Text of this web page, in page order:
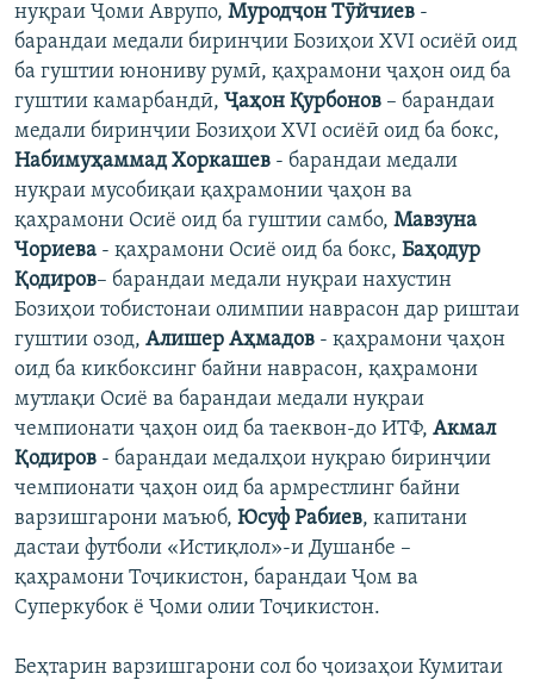
нуқраи Ҷоми Аврупо, Муродҷон Тӯйчиев -
барандаи медали биринҷии Бозиҳои XVI осиёӣ оид
ба гуштии юнониву румӣ, қаҳрамони ҷаҳон оид ба
гуштии камарбандӣ, Ҷаҳон Қурбонов – барандаи
медали биринҷии Бозиҳои XVI осиёӣ оид ба бокс,
Набимуҳаммад Хоркашев - барандаи медали
нуқраи мусобиқаи қаҳрамонии ҷаҳон ва
қаҳрамони Осиё оид ба гуштии самбо, Мавзуна
Чориева - қаҳрамони Осиё оид ба бокс, Баҳодур
Қодиров– барандаи медали нуқраи нахустин
Бозиҳои тобистонаи олимпии наврасон дар риштаи
гуштии озод, Алишер Аҳмадов - қаҳрамони ҷаҳон
оид ба кикбоксинг байни наврасон, қаҳрамони
мутлақи Осиё ва барандаи медали нуқраи
чемпионати ҷаҳон оид ба таеквон-до ИТФ, Акмал
Қодиров - барандаи медалҳои нуқраю биринҷии
чемпионати ҷаҳон оид ба армрестлинг байни
варзишгарони маъюб, Юсуф Рабиев, капитани
дастаи футболи «Истиқлол»-и Душанбе –
қаҳрамони Тоҷикистон, барандаи Ҷом ва
Суперкубок ё Ҷоми олии Тоҷикистон.
Беҳтарин варзишгарони сол бо ҷоизаҳои Кумитаи